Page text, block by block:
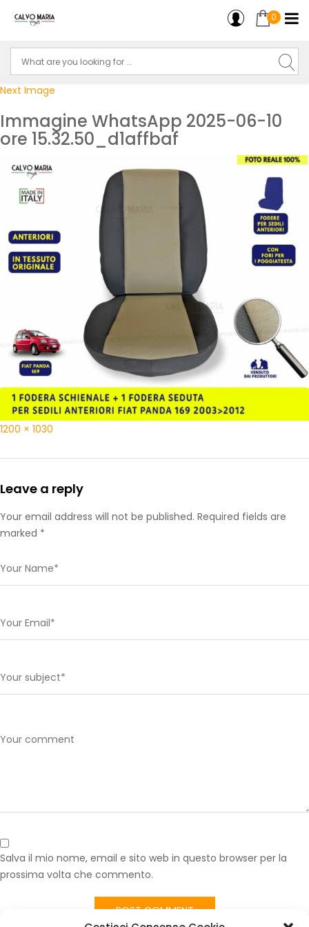
0
Next Image
Immagine WhatsApp 2025-06-10
ore 15.32.50_d1affbaf
1200 × 1030
Leave a reply
Your email address will not be published. Required fields are
marked *
Salva il mio nome, email e sito web in questo browser per la
prossima volta che commento.